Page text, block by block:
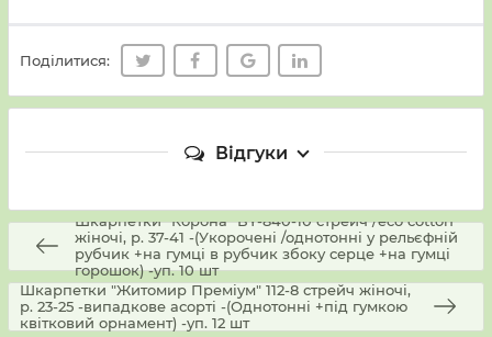
Поділитися:
Відгуки
Шкарпетки "Корона" ВY-840-10 стрейч /eco cotton
жіночі, р. 37-41 -(Укорочені /однотонні у рельєфній
рубчик +на гумці в рубчик збоку серце +на гумці
горошок) -уп. 10 шт
Шкарпетки "Житомир Преміум" 112-8 стрейч жіночі,
р. 23-25 -випадкове асорті -(Однотонні +під гумкою
квітковий орнамент) -уп. 12 шт